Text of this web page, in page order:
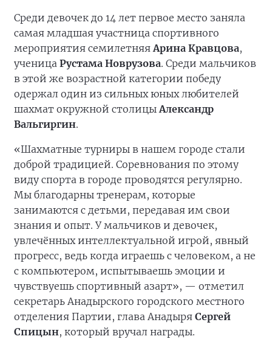
Среди девочек до 14 лет первое место заняла
самая младшая участница спортивного
мероприятия семилетняяАрина Кравцова,
ученица Рустама Новрузова. Среди мальчиков
в этой же возрастной категории победу
одержал один из сильных юных любителей
шахмат окружной столицыАлександр
Вальгиргин.
«Шахматные турниры в нашем городе стали
доброй традицией. Соревнования по этому
виду спорта в городе проводятся регулярно.
Мы благодарны тренерам, которые
занимаются с детьми, передавая им свои
знания и опыт. У мальчиков и девочек,
увлечённых интеллектуальной игрой, явный
прогресс, ведь когда играешь с человеком, а не
с компьютером, испытываешь эмоции и
чувствуешь спортивный азарт», — отметил
секретарь Анадырского городского местного
отделения Партии, глава Анадыря Сергей
Спицын, который вручал награды.